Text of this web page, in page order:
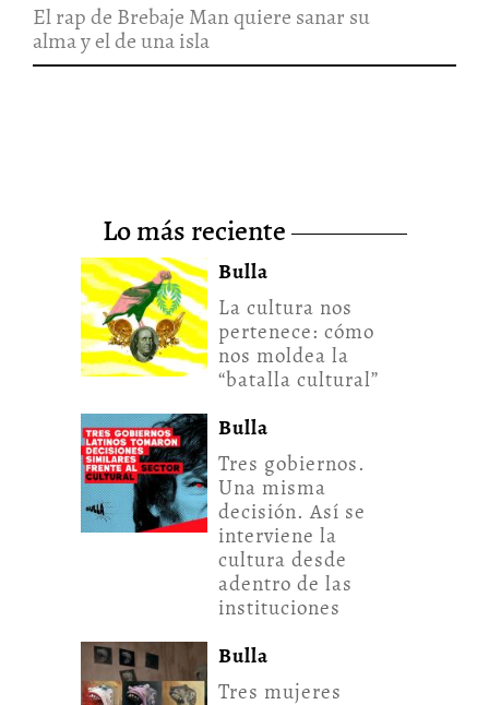
El rap de Brebaje Man quiere sanar su
alma y el de una isla
lo más reciente
Bulla
La cultura nos
pertenece: cómo
nos moldea la
“batalla cultural”
Bulla
Tres gobiernos.
Una misma
decisión. Así se
interviene la
cultura desde
adentro de las
instituciones
Bulla
Tres mujeres